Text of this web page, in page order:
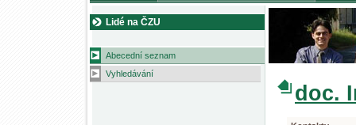
Lidé na ČZU
Abecední seznam
Vyhledávání
doc.